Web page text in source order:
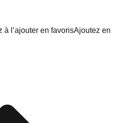
à l’ajouter en favorisAjoutez en